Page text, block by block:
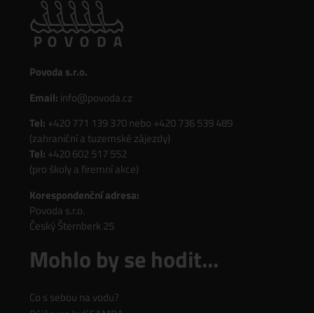
Povoda s.r.o.
Email: info@povoda.cz
Tel: +420 771 139 370nebo +420 736 539 489
(zahraniční a tuzemské zájezdy)
Tel: +420 602 517 552
(pro školy a firemní akce)
Korespondenční adresa:
Povoda s.r.o.
Český Šternberk 25
Mohlo by se hodit...
Co s sebou na vodu?